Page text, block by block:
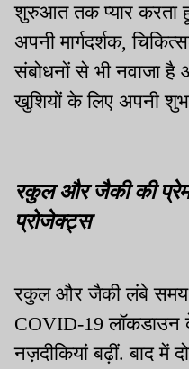
शुरुआत तक प्यार करता
अपनी मार्गदर्शक,
संबोधनों से भी नवाजा
खुशियों के लिए अपनी
रकुल और जैकी की
प्रोजेक्ट्स
रकुल और जैकी लंबे समय
COVID‑19 लॉकडाउन
नज़दीकियां बढ़ीं. बाद में